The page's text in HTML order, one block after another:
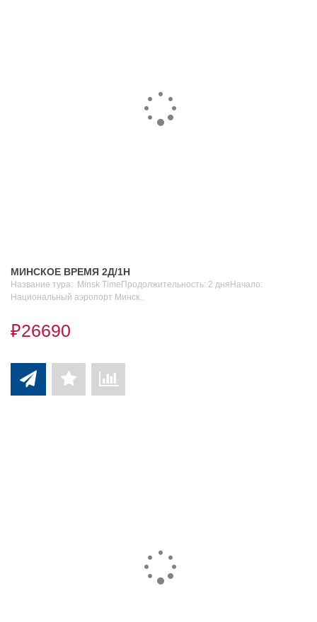
МИНСКОЕ ВРЕМЯ 2Д/1Н
Название тура: Minsk TimeПродолжительность: 2 дняНачало:
Национальный аэропорт Минск..
₽26690